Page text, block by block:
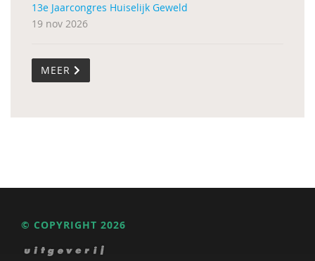
13e Jaarcongres Huiselijk Geweld
19 nov 2026
MEER
© COPYRIGHT 2026